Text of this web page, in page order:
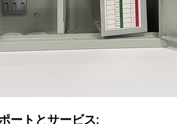
ートとサービス: